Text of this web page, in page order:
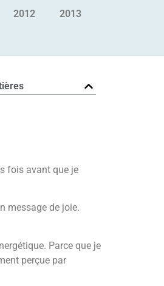
2012 2013
fois avant que je
message de joie.
Parce que je
perçue par